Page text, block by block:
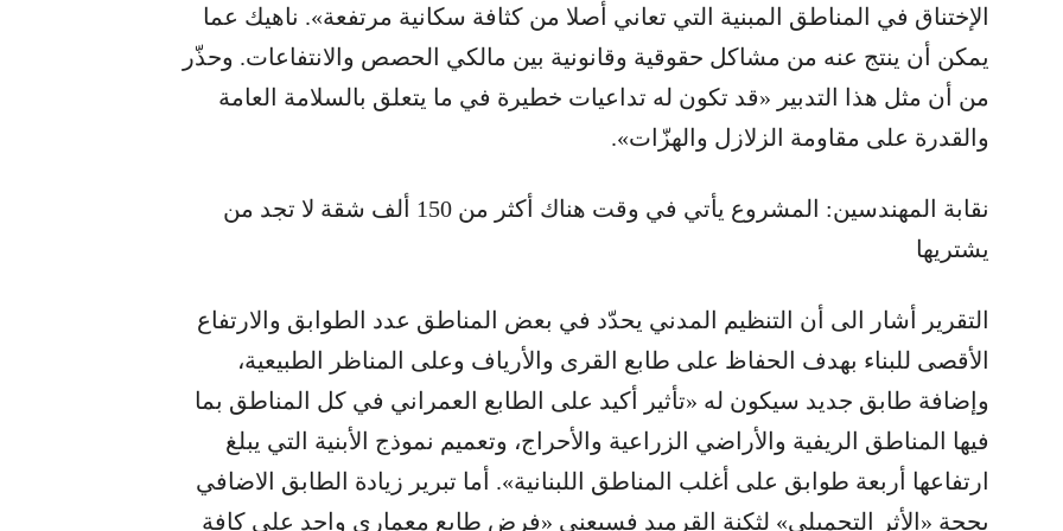
الإختناق في المناطق المبنية التي تعاني أصلا من كثافة سكانية مرتفعة». ناهيك عما
يمكن أن ينتج عنه من مشاكل حقوقية وقانونية بين مالكي الحصص والانتفاعات. وحذّر
من أن مثل هذا التدبير «قد تكون له تداعيات خطيرة في ما يتعلق بالسلامة العامة
والقدرة على مقاومة الزلازل والهزّات».
نقابة المهندسين: المشروع يأتي في وقت هناك أكثر من 150 ألف شقة لا تجد من
يشتريها
التقرير أشار الى أن التنظيم المدني يحدّد في بعض المناطق عدد الطوابق والارتفاع
الأقصى للبناء بهدف الحفاظ على طابع القرى والأرياف وعلى المناظر الطبيعية،
وإضافة طابق جديد سيكون له «تأثير أكيد على الطابع العمراني في كل المناطق بما
فيها المناطق الريفية والأراضي الزراعية والأحراج، وتعميم نموذج الأبنية التي يبلغ
ارتفاعها أربعة طوابق على أغلب المناطق اللبنانية». أما تبرير زيادة الطابق الاضافي
بحجة «الأثر التجميلي» لثكنة القرميد فسيعني «فرض طابع معماري واحد على كافة